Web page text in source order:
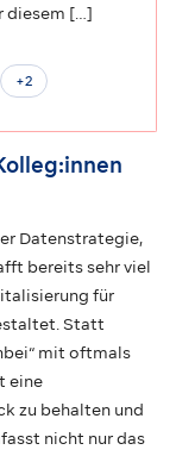
diesem […]
+2
Datenstrategie,
bereits sehr viel
für
Statt
mit oftmals
eine
zu behalten und
nicht nur das